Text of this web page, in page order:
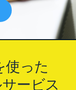
使った
ービス